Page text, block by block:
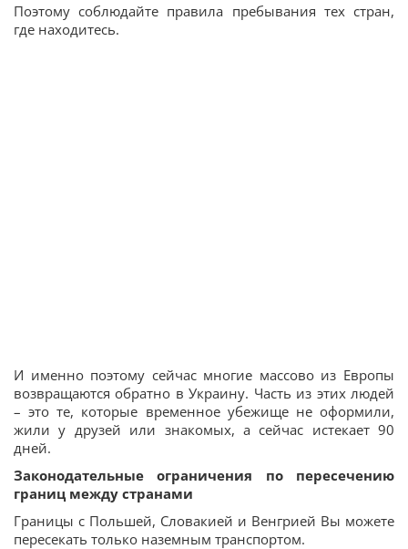
Поэтому соблюдайте правила пребывания тех стран,
где находитесь.
И именно поэтому сейчас многие массово из Европы
возвращаются обратно в Украину. Часть из этих людей
– это те, которые временное убежище не оформили,
жили у друзей или знакомых, а сейчас истекает 90
дней.
Законодательные ограничения по пересечению
границ между странами
Границы с Польшей, Словакией и Венгрией Вы можете
пересекать только наземным транспортом.